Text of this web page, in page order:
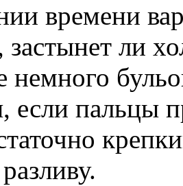
времени
застынет ли
немного
если пальцы